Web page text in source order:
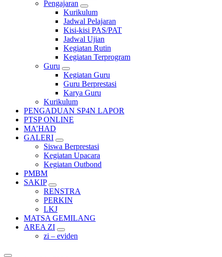
Pengajaran
Kurikulum
Jadwal Pelajaran
Kisi-kisi PAS/PAT
Jadwal Ujian
Kegiatan Rutin
Kegiatan Terprogram
Guru
Kegiatan Guru
Guru Berprestasi
Karya Guru
Kurikulum
PENGADUAN SP4N LAPOR
PTSP ONLINE
MA’HAD
GALERI
Siswa Berprestasi
Kegiatan Upacara
Kegiatan Outbond
PMBM
SAKIP
RENSTRA
PERKIN
LKJ
MATSA GEMILANG
AREA ZI
zi – eviden